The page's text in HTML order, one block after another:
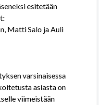
esitetään
Matti Salo ja Auli
varsinaisessa
asiasta on
viimeistään